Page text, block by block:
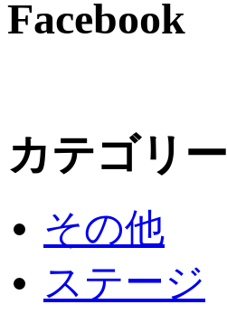
Facebook
カテゴリー
その他
ステージ